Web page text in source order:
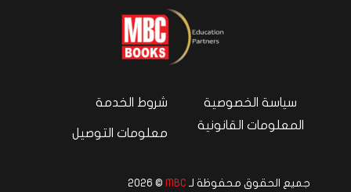
سياسة الخصوصية
المعلومات القانونية
شروط الخدمة
معلومات التوصيل
جميع الحقوق محفوظة لـ MBC
© 2026